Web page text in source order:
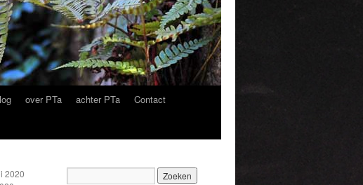
over PTa achter PTa
Contact
2020